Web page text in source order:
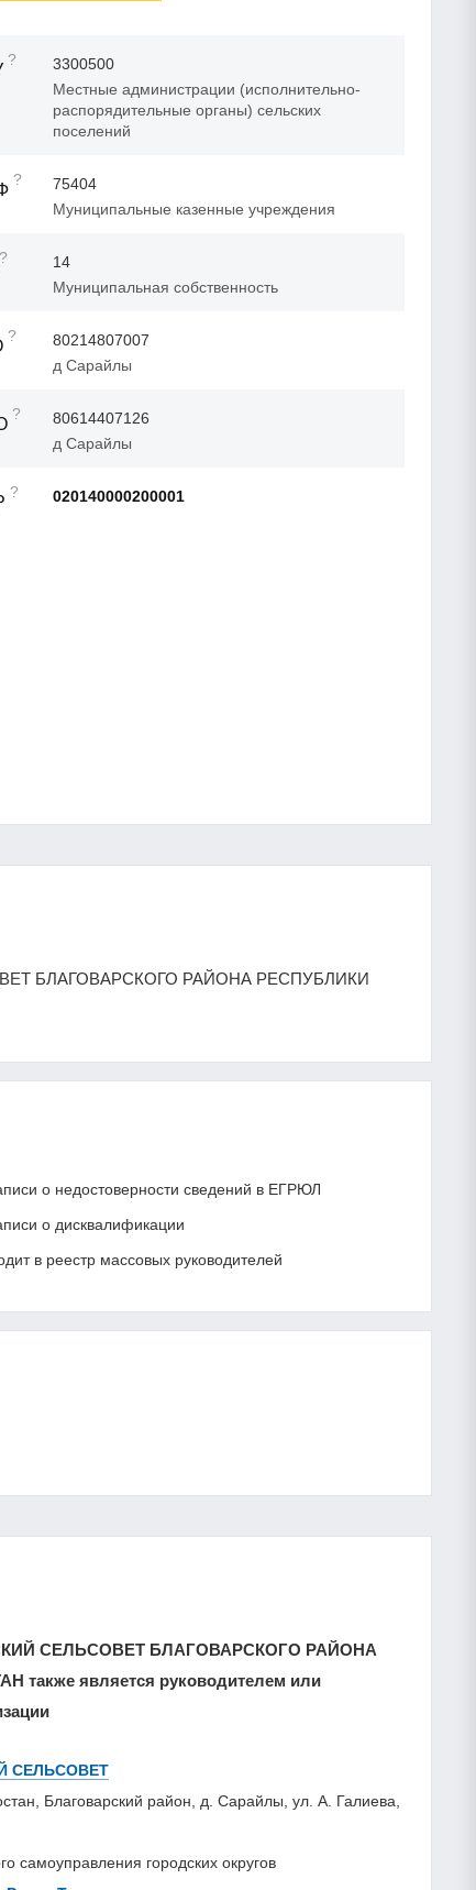
?
3300500
Местные администрации (исполнительно-
распорядительные органы) сельских
поселений
?
75404
Муниципальные казенные учреждения
?
14
Муниципальная собственность
?
80214807007
д Сарайлы
?
80614407126
д Сарайлы
? 020140000200001
БЛАГОВАРСКОГО РАЙОНА РЕСПУБЛИКИ
о недостоверности сведений в ЕГРЮЛ
о дисквалификации
в реестр массовых руководителей
СЕЛЬСОВЕТ БЛАГОВАРСКОГО РАЙОНА
является руководителем или
СЕЛЬСОВЕТ
Благоварский район, д. Сарайлы, ул. А. Галиева,
самоуправления городских округов